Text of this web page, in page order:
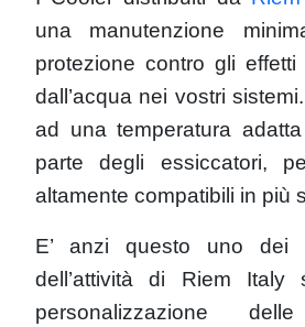
una manutenzione
protezione contro gli effetti
dall’acqua nei vostri
ad una temperatura
parte degli essiccatori,
altamente compatibili in più
E’ anzi questo uno dei
dell’attività di Riem Italy
personalizzazione